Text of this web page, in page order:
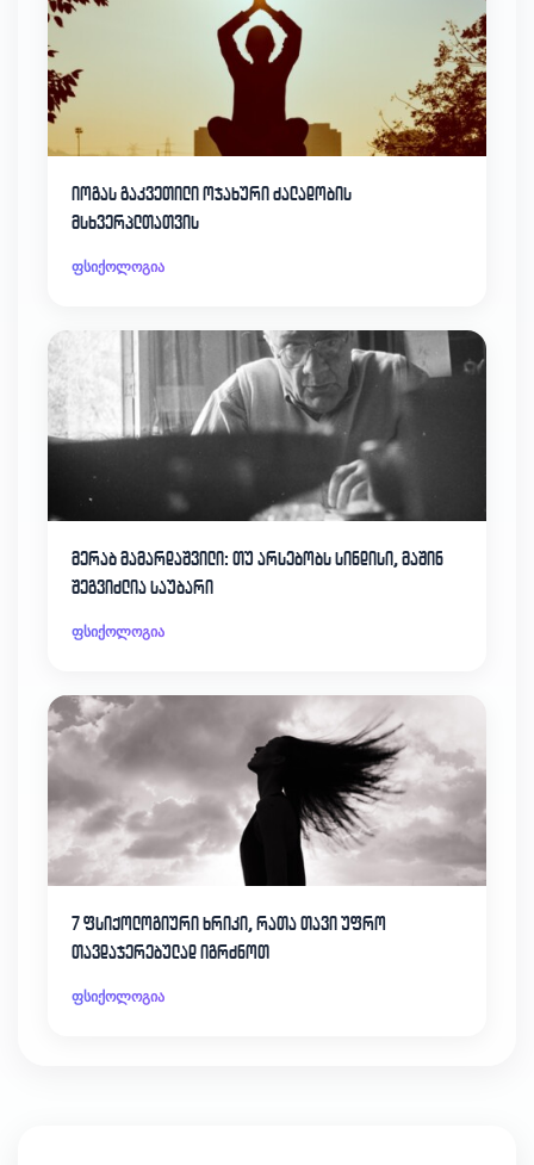
იოგას გაკვეთილი ოჯახური ძალადობის
მსხვერპლთათვის
ფსიქოლოგია
მერაბ მამარდაშვილი: თუ არსებობს სინდისი, მაშინ
შეგვიძლია საუბარი
ფსიქოლოგია
7 ფსიქოლოგიური ხრიკი, რათა თავი უფრო
თავდაჯერებულად იგრძნოთ
ფსიქოლოგია